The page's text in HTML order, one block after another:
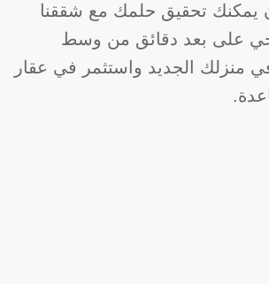
يمكنك تحقيق حلمك مع شققنا
على بعد دقائق من وسط
في منزلك الجديد واستثمر في عقار